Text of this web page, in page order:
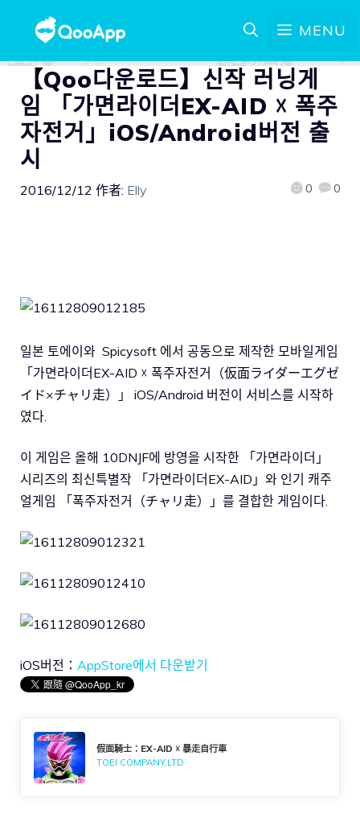
MENU
【Qoo다운로드】신작 러닝게
임 「가면라이더EX-AID ☓ 폭주
자전거」iOS/Android버전 출
시
2016/12/12 作者: Elly 0 0
일본 토에이와 Spicysoft 에서 공동으로 제작한 모바일게임
「가면라이더EX-AID ☓ 폭주자전거（仮面ライダーエグゼ
イド×チャリ走）」 iOS/Android 버전이 서비스를 시작하
였다.
이 게임은 올해 10DNJF에 방영을 시작한 「가면라이더」
시리즈의 최신특별작 「가면라이더EX-AID」와 인기 캐주
얼게임 「폭주자전거（チャリ走）」를 결합한 게임이다.
iOS버전： AppStore에서 다운받기
假面騎士：EX-AID ☓ 暴走自行車
TOEI COMPANY,LTD